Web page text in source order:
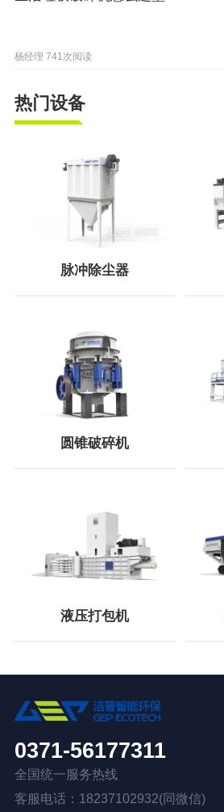
杨经理 741次阅读
热门设备
脉冲除尘器
圆锥破碎机
液压打包机
0371-56177311
全国统一服务热线
客服电话：18237102932(同微信)